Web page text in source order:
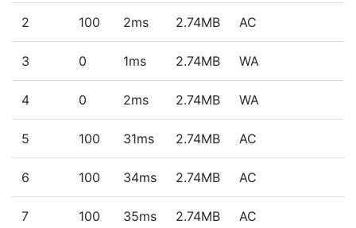
2 100 2ms 2.74MB AC
3 0 1ms 2.74MB WA
4 0 2ms 2.74MB WA
5 100 31ms 2.74MB AC
6 100 34ms 2.74MB AC
7 100 35ms 2.74MB AC